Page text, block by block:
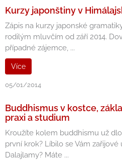
Kurzy japonštiny v
Zápis na kurzy japonské
rodilým mluvčím od září 2014.
případné zájemce, ...
Více
05/01/2014
Buddhismus v kostce,
praxi a studium
Kroužíte kolem buddhismu už
první krok? Líbilo se Vám
Dalajlamy? Máte ...